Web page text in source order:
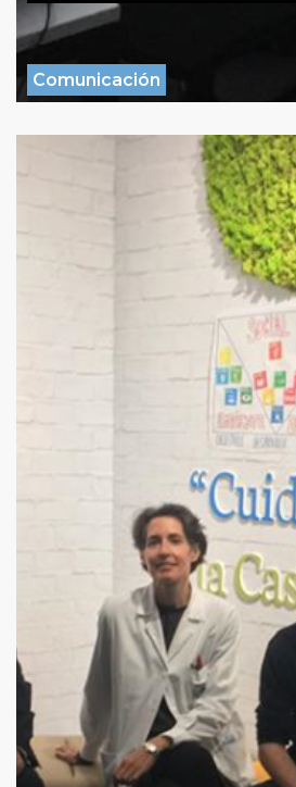
Comunicación